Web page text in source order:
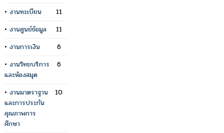
• งานทะเบียน
11
• งานศูนย์ข้อมูล
11
• งานการเงิน
6
• งานวิทยบริการ
และห้องสมุด
6
• งานมาตราฐาน
และการประกัน
คุณภาพการ
ศึกษา
10